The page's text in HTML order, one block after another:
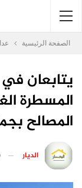
الصفحة الرئيسية
المسطرة
المصالح
الديار